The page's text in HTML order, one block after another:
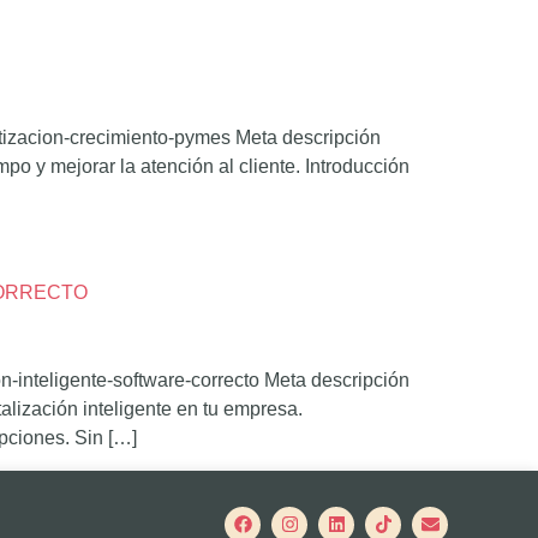
crecimiento-pymes Meta descripción
y mejorar la atención al cliente. Introducción
inteligente-software-correcto Meta descripción
inteligente en tu empresa.
Sin […]